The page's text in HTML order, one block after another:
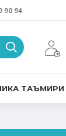
90 94
ТАЪМИРИ